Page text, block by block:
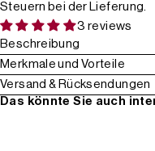
Steuern bei der Lieferung.
3 reviews
Beschreibung
Merkmale und Vorteile
Versand & Rücksendungen
Das könnte Sie auch